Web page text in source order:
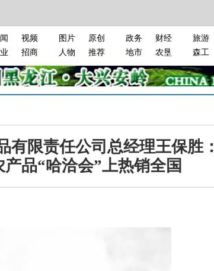
视频
招商
图片
原创
人物
推荐
政务
财经
地市
农垦
旅游
森工
有限责任公司总经理王保胜：
品“哈洽会”上热销全国